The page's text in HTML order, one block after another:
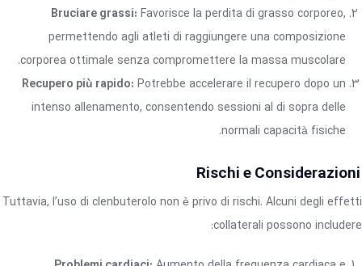
Bruciare grassi: Favorisce la perdita di grasso corporeo,
permettendo agli atleti di raggiungere una composizione
corporea ottimale senza compromettere la massa muscolare.
Recupero più rapido: Potrebbe accelerare il recupero dopo un
intenso allenamento, consentendo sessioni al di sopra delle
normali capacità fisiche.
Rischi e Considerazioni
Tuttavia, l’uso di clenbuterolo non è privo di rischi. Alcuni degli effetti
collaterali possono includere: